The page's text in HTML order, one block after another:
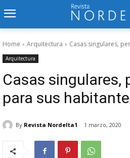
Home Arquitectura Casas singulares,
Arquitectura
Casas singulares,
para sus
By Revista Nordelta1 1 marzo, 2020